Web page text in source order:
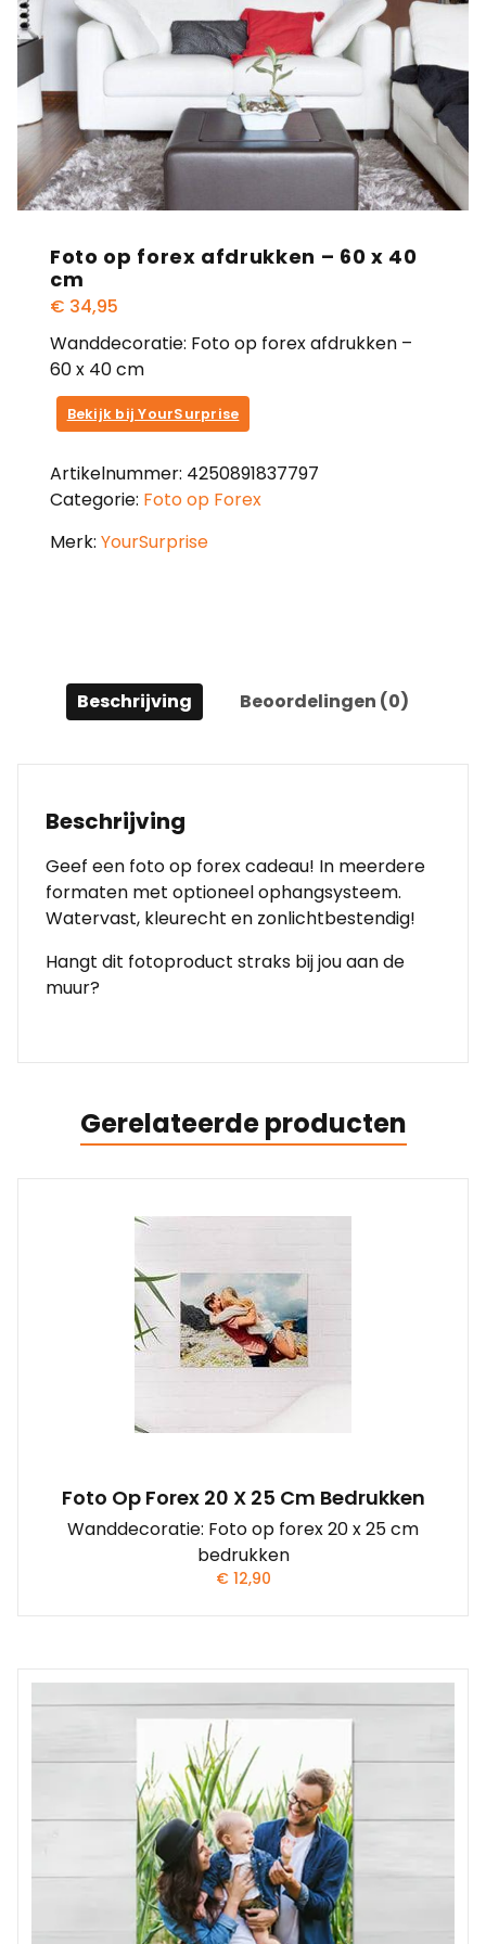
Foto op forex afdrukken – 60 x 40
cm
€ 34,95
Wanddecoratie: Foto op forex afdrukken –
60 x 40 cm
Bekijk bij YourSurprise
Artikelnummer: 4250891837797
Categorie: Foto op Forex
Merk: YourSurprise
Beschrijving Beoordelingen (0)
Beschrijving
Geef een foto op forex cadeau! In meerdere
formaten met optioneel ophangsysteem.
Watervast, kleurecht en zonlichtbestendig!
Hangt dit fotoproduct straks bij jou aan de
muur?
Gerelateerde producten
Foto Op Forex 20 X 25 Cm Bedrukken
Wanddecoratie: Foto op forex 20 x 25 cm
bedrukken
€12,90